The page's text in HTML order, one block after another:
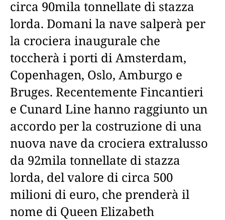
circa 90mila tonnellate di stazza
lorda. Domani la nave salperà per
la crociera inaugurale che
toccherà i porti di Amsterdam,
Copenhagen, Oslo, Amburgo e
Bruges. Recentemente Fincantieri
e Cunard Line hanno raggiunto un
accordo per la costruzione di una
nuova nave da crociera extralusso
da 92mila tonnellate di stazza
lorda, del valore di circa 500
milioni di euro, che prenderà il
nome di Queen Elizabeth